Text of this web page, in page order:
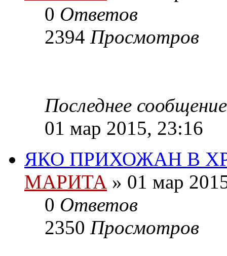
0 Ответов
2394 Просмотров
Последнее сообщение
01 мар 2015, 23:16
ЯКО ПРИХОЖАН В
МАРИТА » 01 мар
0 Ответов
2350 Просмотров